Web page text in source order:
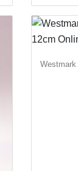
Westmark